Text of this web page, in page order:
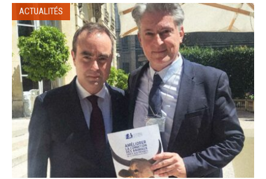
ACTUALITÉS